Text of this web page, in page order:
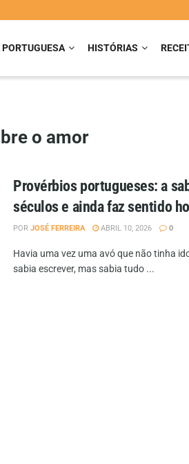
HISTÓRIAS
o amor
Provérbios portugueses: a
séculos e ainda faz sentido
POR JOSÉ FERREIRA ABRIL 10, 2026 0
Havia uma vez uma avó que não tinha
sabia escrever, mas sabia tudo ...